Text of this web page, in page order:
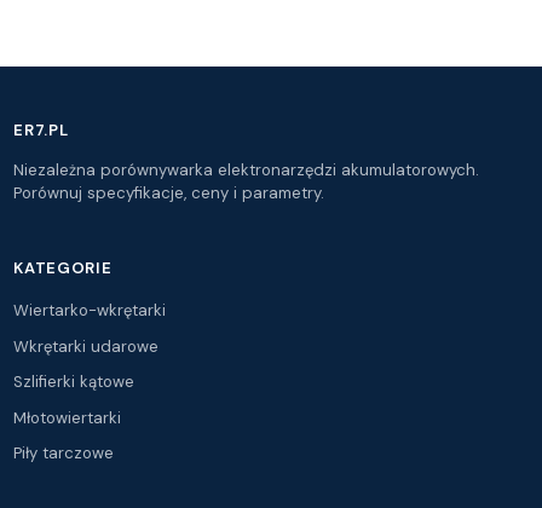
ER7.PL
Niezależna porównywarka elektronarzędzi akumulatorowych.
Porównuj specyfikacje, ceny i parametry.
KATEGORIE
Wiertarko-wkrętarki
Wkrętarki udarowe
Szlifierki kątowe
Młotowiertarki
Piły tarczowe